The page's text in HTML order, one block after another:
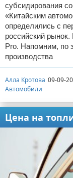
субсидирования
«Китайским
определились с
российский
Pro. Напомним, по
производства
Алла Кротова 09-09-
Автомобили
Цена на